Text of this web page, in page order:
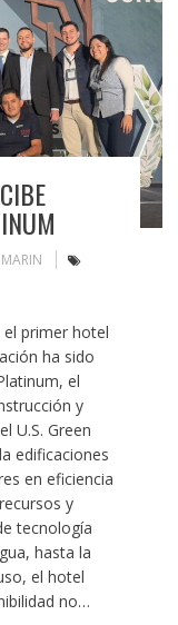
primer hotel
ha sido
el
y
U.S. Green
edificaciones
en eficiencia
y
tecnología
hasta la
el hotel
no…